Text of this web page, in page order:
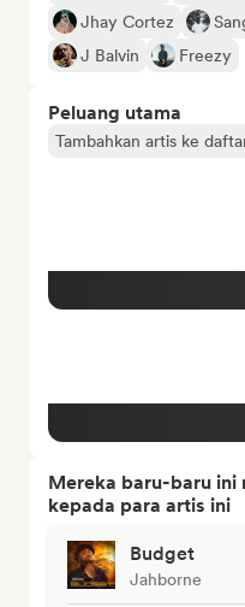
Jhay Cortez
J Balvin
Freezy
Peluang utama
Tambahkan artis ke
Mereka baru-baru ini
kepada para artis ini
Budget
Jahborne